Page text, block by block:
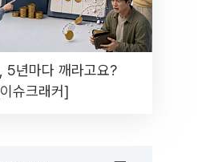
5년마다 깨라고요?
슈크래커]